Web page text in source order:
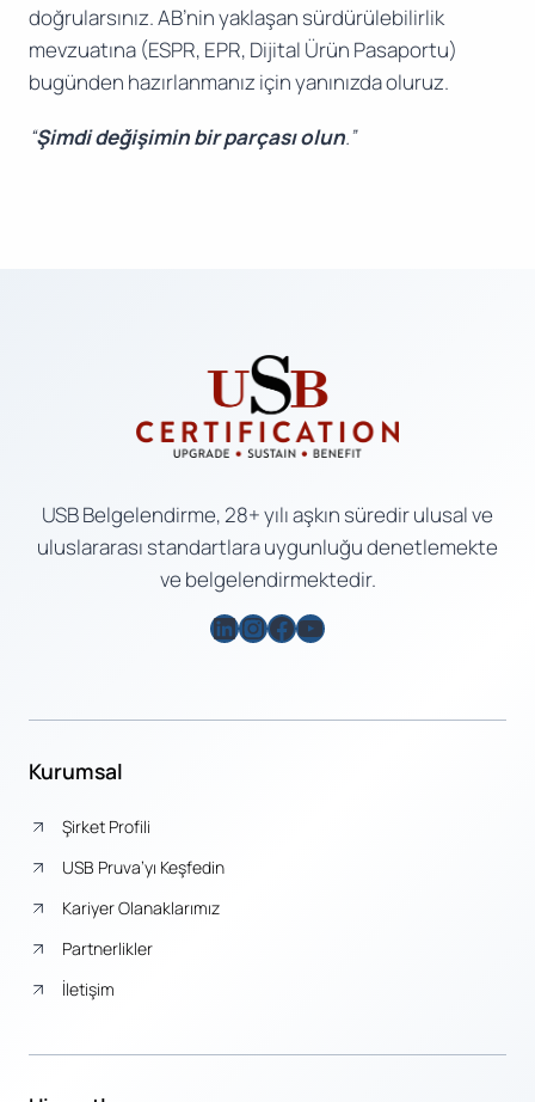
doğrularsınız. AB’nin yaklaşan sürdürülebilirlik
mevzuatına (ESPR, EPR, Dijital Ürün Pasaportu)
bugünden hazırlanmanız için yanınızda oluruz.
“Şimdi değişimin bir parçası olun.”
USB Belgelendirme, 28+ yılı aşkın süredir ulusal ve
uluslararası standartlara uygunluğu denetlemekte
ve belgelendirmektedir.
LinkedIn
Instagram
Facebook
YouTube
Kurumsal
Şirket Profili
USB Pruva’yı Keşfedin
Kariyer Olanaklarımız
Partnerlikler
İletişim